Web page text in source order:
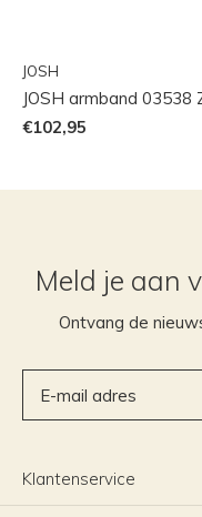
JOSH
JOSH armband 03538
€102,95
Meld je aan
Ontvang de
Klantenservice